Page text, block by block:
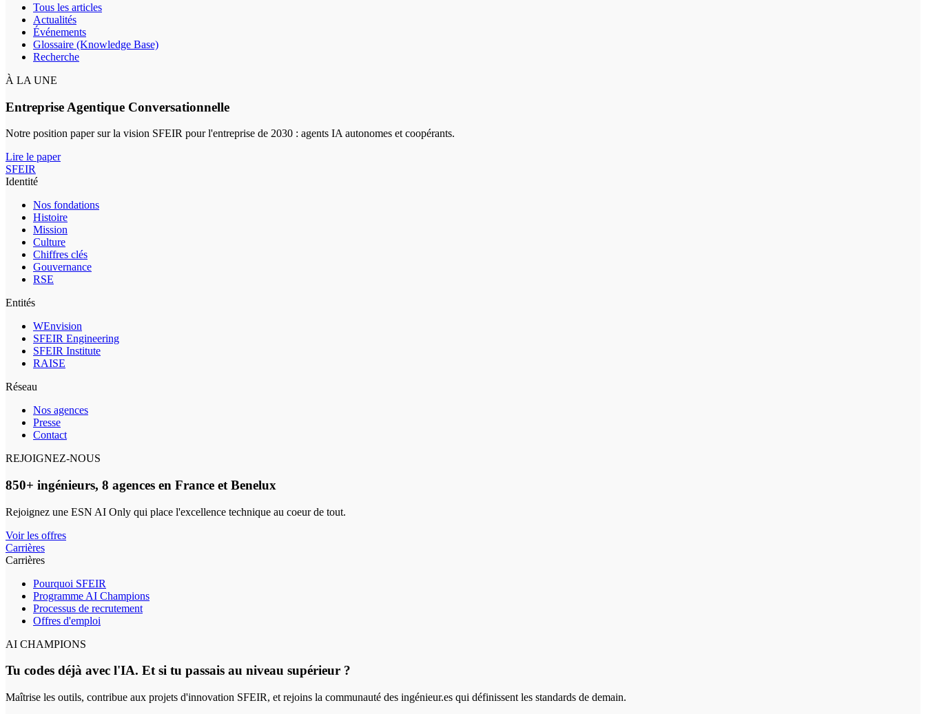
Tous les articles
Actualités
Événements
Glossaire (Knowledge Base)
Recherche
À LA UNE
Entreprise Agentique Conversationnelle
Notre position paper sur la vision SFEIR pour l'entreprise de 2030 : agents IA autonomes et coopérants.
Lire le paper
SFEIR
Identité
Nos fondations
Histoire
Mission
Culture
Chiffres clés
Gouvernance
RSE
Entités
WEnvision
SFEIR Engineering
SFEIR Institute
RAISE
Réseau
Nos agences
Presse
Contact
REJOIGNEZ-NOUS
850+ ingénieurs, 8 agences en France et Benelux
Rejoignez une ESN AI Only qui place l'excellence technique au coeur de tout.
Voir les offres
Carrières
Carrières
Pourquoi SFEIR
Programme AI Champions
Processus de recrutement
Offres d'emploi
AI CHAMPIONS
Tu codes déjà avec l'IA. Et si tu passais au niveau supérieur ?
Maîtrise les outils, contribue aux projets d'innovation SFEIR, et rejoins la communauté des ingénieur.es qui définissent les standards de demain.